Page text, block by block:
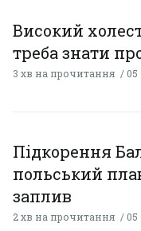
Високий
треба знати
3 хв на прочитання 05
Підкорення
польський
заплив
2 хв на прочитання 05